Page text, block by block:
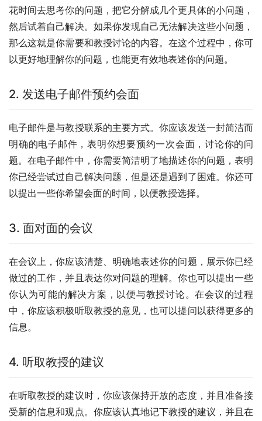
花时间去思考你的问题，把它分解成几个更具体的小问题，
然后试着自己解决。如果你发现自己无法解决这些小问题，
那么这就是你需要和教授讨论的内容。在这个过程中，你可
以更好地理解你的问题，也能更有效地表述你的问题。
2. 发送电子邮件预约会面
电子邮件是与教授联系的主要方式。你应该发送一封简洁而
明确的电子邮件，表明你想要预约一次会面，讨论你的问
题。在电子邮件中，你需要简洁明了地描述你的问题，表明
你已经尝试过自己解决问题，但是还是遇到了困难。你还可
以提出一些你希望会面的时间，以便教授选择。
3. 面对面的会议
在会议上，你应该清楚、明确地表述你的问题，展示你已经
做过的工作，并且表达你对问题的理解。你也可以提出一些
你认为可能的解决方案，以便与教授讨论。在会议的过程
中，你应该积极听取教授的意见，也可以提问以获得更多的
信息。
4. 听取教授的建议
在听取教授的建议时，你应该保持开放的态度，并且准备接
受新的信息和观点。你应该认真地记下教授的建议，并且在